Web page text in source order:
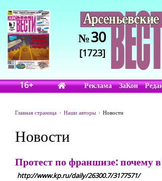
№30
[1723]
16+ Реклама ЗаКон
Главная страница Наши авторы Новости
Новости
Протест по франшизе: почему
http://www.kp.ru/daily/26300.7/3177571/